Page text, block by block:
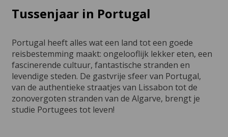
Tussenjaar in Portugal
Portugal heeft alles wat een land tot een goede
reisbestemming maakt: ongelooflijk lekker eten, een
fascinerende cultuur, fantastische stranden en
levendige steden. De gastvrije sfeer van Portugal,
van de authentieke straatjes van Lissabon tot de
zonovergoten stranden van de Algarve, brengt je
studie Portugees tot leven!